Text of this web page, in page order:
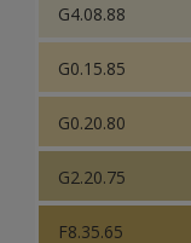
G4.08.88
G0.15.85
G0.20.80
G2.20.75
F8.35.65